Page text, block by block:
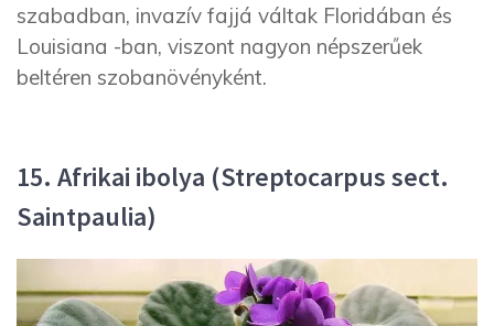
szabadban, invazív fajjá váltak Floridában és
Louisiana -ban, viszont nagyon népszerűek
beltéren szobanövényként.
15. Afrikai ibolya (Streptocarpus sect.
Saintpaulia)